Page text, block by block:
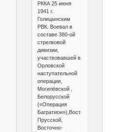
РККА 25 июня
1941 г.
Голицынским
РВК. Воевал в
составе 380-ой
стрелковой
дивизии,
участвовавшей в
Орловской
наступательной
операции,
Могилёвской ,
Белорусской
(«Операция
Багратион»),Восточно-
Прусской,
Восточно-